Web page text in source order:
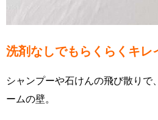
洗剤なしでもらくらくキレ
シャンプーや石けんの飛び散りで
ームの壁。